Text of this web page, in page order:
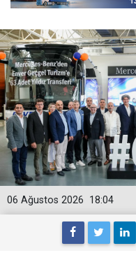
18:04
06 Ağustos 2026